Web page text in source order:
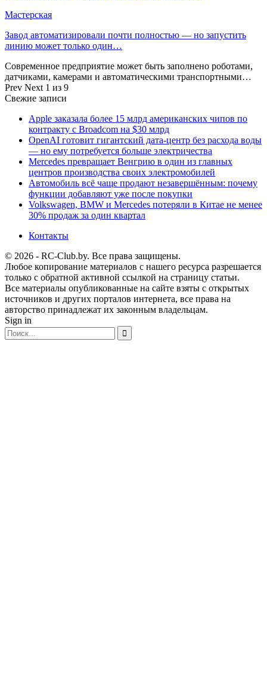
Мастерская
Завод автоматизировали почти полностью — но запустить
линию может только один…
Современное предприятие может быть заполнено роботами,
датчиками, камерами и автоматическими транспортными…
Prev Next 1 из 9
Свежие записи
Apple заказала более 15 млрд американских чипов по
контракту с Broadcom на $30 млрд
OpenAI готовит гигантский дата-центр без расхода воды
— но ему потребуется больше электричества
Mercedes превращает Венгрию в один из главных
центров производства своих электромобилей
Автомобиль всё чаще продают незавершённым: почему
функции добавляют уже после покупки
Volkswagen, BMW и Mercedes потеряли в Китае не менее
30% продаж за один квартал
Контакты
© 2026 - RC-Club.by. Все права защищены.
Любое копирование материалов с нашего ресурса разрешается
только с обратной активной ссылкой на страницу статьи.
Все материалы опубликованные на сайте взяты с открытых
источников и других порталов интернета, все права на
авторство принадлежат их законным владельцам.
Sign in